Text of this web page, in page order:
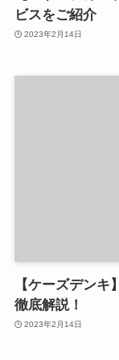
ビスをご紹介
2023年2月14日
【ケーズデン
徹底解説！
2023年2月14日